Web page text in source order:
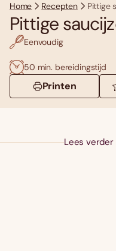
Home Recepten Pittige
Pittige
Eenvoudig
50 min. bereidingstijd
Printen
Lees